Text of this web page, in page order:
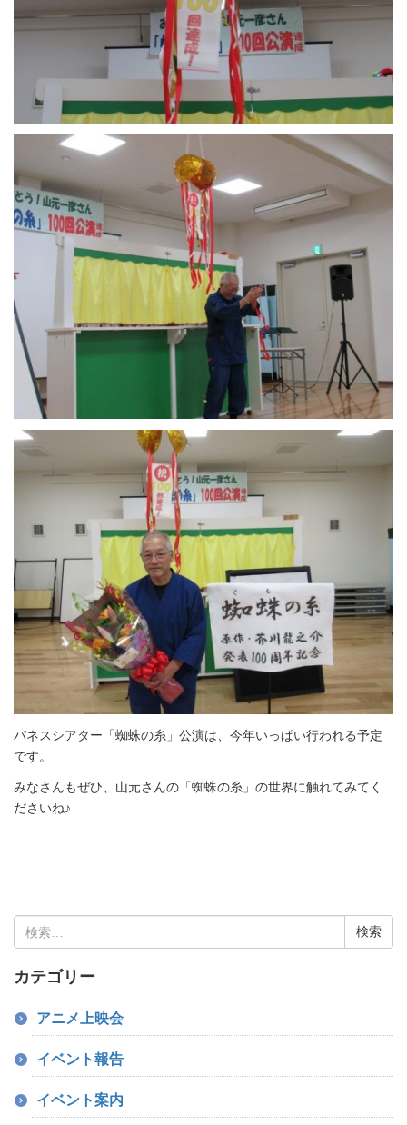
パネスシアター「蜘蛛の糸」公演は、今年いっぱい行われる予定
です。
みなさんもぜひ、山元さんの「蜘蛛の糸」の世界に触れてみてく
ださいね♪
索:
カテゴリー
アニメ上映会
イベント報告
イベント案内